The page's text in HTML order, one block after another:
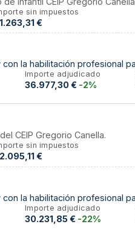
sin impuestos
€
la habilitación profesional
Importe adjudicado
36.977,30 € -2%
CEIP Gregorio Canella.
sin impuestos
€
la habilitación profesional
Importe adjudicado
30.231,85 € -22%